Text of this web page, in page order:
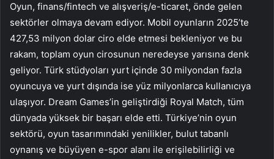
Oyun, finans/fintech ve alışveriş/e-ticaret, önde gelen
sektörler olmaya devam ediyor. Mobil oyunların 2025’te
427,53 milyon dolar ciro elde etmesi bekleniyor ve bu
rakam, toplam oyun cirosunun neredeyse yarısına denk
geliyor. Türk stüdyoları yurt içinde 30 milyondan fazla
oyuncuya ve yurt dışında ise yüz milyonlarca kullanıcıya
ulaşıyor. Dream Games’in geliştirdiği Royal Match, tüm
dünyada yüksek bir başarı elde etti. Türkiye’nin oyun
sektörü, oyun tasarımındaki yenilikler, bulut tabanlı
oynanış ve büyüyen e-spor alanı ile erişilebilirliği ve